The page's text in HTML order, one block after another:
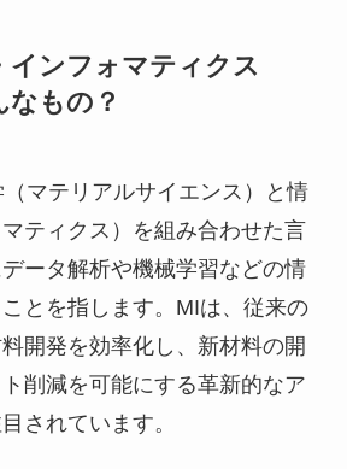
インフォマティクス
なもの？
マテリアルサイエンス）と情
ティクス）を組み合わせた言
ータ解析や機械学習などの情
とを指します。MIは、従来の
開発を効率化し、新材料の開
削減を可能にする革新的なア
されています。